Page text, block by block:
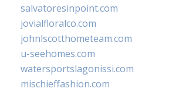
salvatoresinpoint.com
jovialfloralco.com
johnlscotthometeam.com
u-seehomes.com
watersportslagonissi.com
mischieffashion.com